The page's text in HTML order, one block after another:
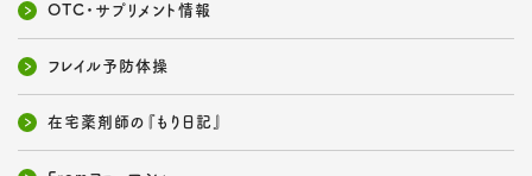
OTC・サプリメント情報
フレイル予防体操
在宅薬剤師の『もり日記』